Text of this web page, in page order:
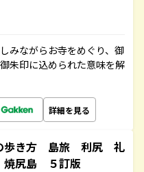
みながらお寺をめぐり、御
朱印に込められた意味を解
詳細を見る
歩き方 島旅 利尻 礼
尻島 ５訂版